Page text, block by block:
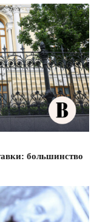
большинство